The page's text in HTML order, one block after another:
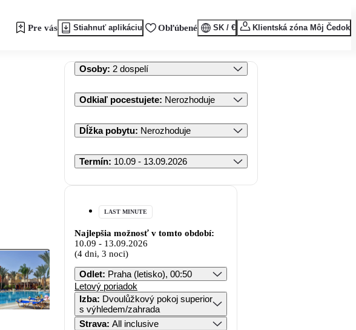
Pre vás Stiahnuť aplikáciu Obľúbené SK / € Klientská zóna Môj Čedok
Osoby: 2 dospelí
Odkiaľ pocestujete: Nerozhoduje
Dĺžka pobytu: Nerozhoduje
Termín: 10.09 - 13.09.2026
LAST MINUTE
Najlepšia možnosť v tomto období:
10.09 - 13.09.2026
(4 dni, 3 noci)
Odlet: Praha (letisko), 00:50
Letový poriadok
Izba: Dvoulůžkový pokoj superior
s výhledem/zahrada
Strava: All inclusive